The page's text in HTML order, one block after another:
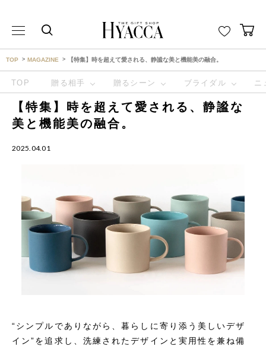
TOP MAGAZINE 【特集】時を超えて愛される、静謐な美と機能美の融合。
TOP 贈る相手 贈るシーン ブライダル ニ
【特集】時を超えて愛される、静謐な
美と機能美の融合。
2025.04.01
“シンプルでありながら、暮らしに寄り添う美しいデザ
イン”を追求し、洗練されたデザインと実用性を兼ね備